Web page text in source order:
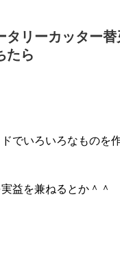
タリーカッター
たら
でいろいろなものを
益を兼ねるとか＾＾